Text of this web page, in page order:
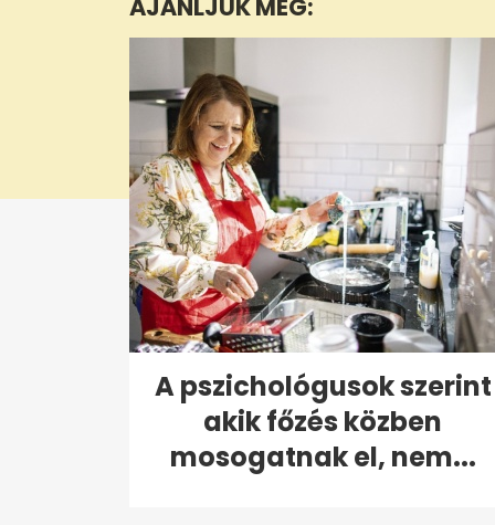
secondsVolume
0%
AJÁNLJUK MÉG:
A pszichológusok szerint
akik főzés közben
mosogatnak el, nem...